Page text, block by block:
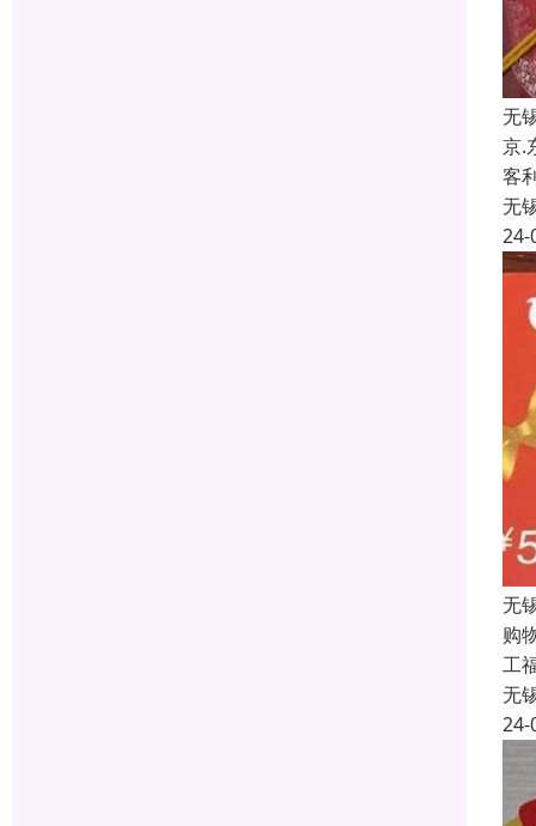
无
京.
客
无
24-
无
购
工
无
24-